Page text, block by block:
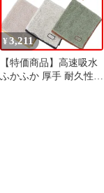
¥ 3,211
【特価商品】高速吸水
ふかふか 厚手 耐久性